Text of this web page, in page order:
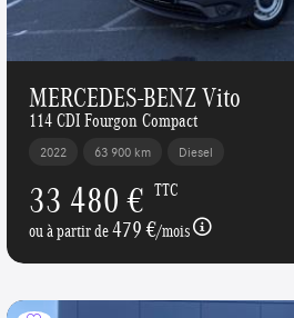
MERCEDES-BENZ Vito
114 CDI Fourgon Compact
2022 63 900 km Diesel
33 480 € TTC
ou à partir de479 €/mois